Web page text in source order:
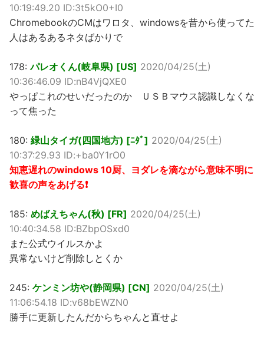
10:19:49.20 ID:3t5kO0+I0
ChromebookのCMはワロタ、windowsを昔から使ってた
人はあるあるネタばかりで
178:パレオくん(岐阜県) [US] 2020/04/25(土)
10:36:46.09 ID:nB4VjQXE0
やっぱこれのせいだったのか ＵＳＢマウス認識しなくな
って焦った
180: 緑山タイガ(四国地方) [ﾆﾀﾞ] 2020/04/25(土)
10:37:29.93 ID:+ba0Y1rO0
知恵遅れのwindows 10厨、ヨダレを滴ながら意味不明に
歓喜の声をあげる❗
185: めばえちゃん(秋) [FR] 2020/04/25(土)
10:40:34.58 ID:BZbpOSxd0
また公式ウイルスかよ
異常ないけど削除しとくか
245: ケンミン坊や(静岡県) [CN] 2020/04/25(土)
11:06:54.18 ID:v68bEWZN0
勝手に更新したんだからちゃんと直せよ